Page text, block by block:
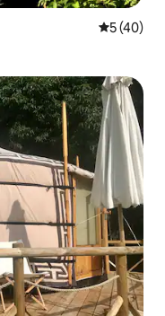
Note
5 (40)
aimés